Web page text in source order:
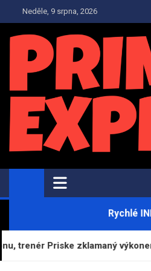
to
content
Neděle, 9 srpna, 2026
PrimaExpres.cz
Informační magazín a novinky
Rychlé
Priske zklamaný výkonem hráčů